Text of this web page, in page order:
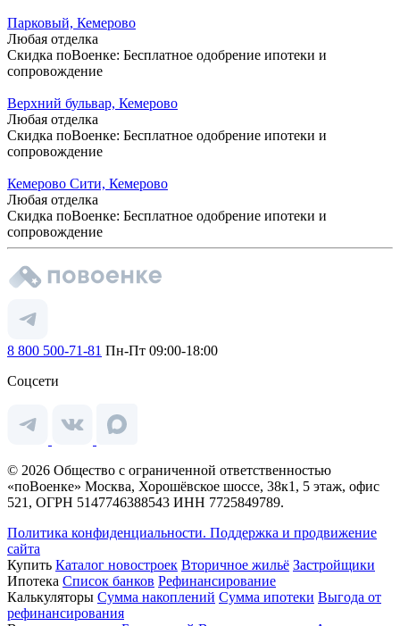
Парковый, Кемерово
Любая отделка
Скидка поВоенке: Бесплатное одобрение ипотеки и
сопровождение
Верхний бульвар, Кемерово
Любая отделка
Скидка поВоенке: Бесплатное одобрение ипотеки и
сопровождение
Кемерово Сити, Кемерово
Любая отделка
Скидка поВоенке: Бесплатное одобрение ипотеки и
сопровождение
8 800 500-71-81 Пн-Пт 09:00-18:00
Соцсети
© 2026 Общество с ограниченной ответственностью
«поВоенке» Москва, Хорошёвское шоссе, 38к1, 5 этаж, офис
521, ОГРН 5147746388543 ИНН 7725849789.
Политика конфиденциальности. Поддержка и продвижение
сайта
Купить Каталог новостроек Вторичное жильё Застройщики
Ипотека Список банков Рефинансирование
Калькуляторы Сумма накоплений Сумма ипотеки Выгода от
рефинансирования